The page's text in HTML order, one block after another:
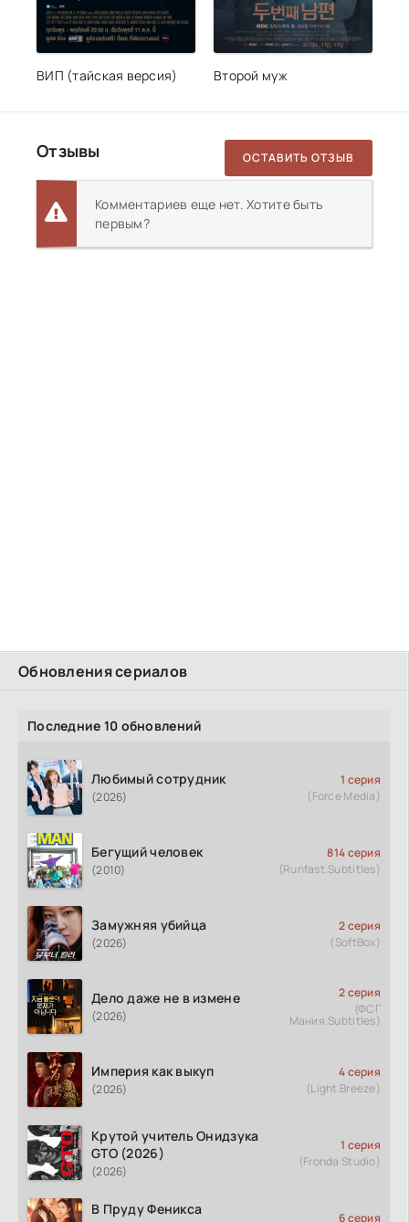
Обновления сериалов
Последние 10 обновлений
Любимый сотрудник
(2026)
1 серия
(Force Media)
Бегущий человек
(2010)
814 серия
(Runfast.Subtitles)
Замужняя убийца
(2026)
2 серия
(SoftBox)
Дело даже не в измене
(2026)
2 серия
(ФСГ
Мания.Subtitles)
Империя как выкуп
(2026)
4 серия
(Light Breeze)
Крутой учитель Онидзука
GTO (2026)
(2026)
1 серия
(Fronda Studio)
В Пруду Феникса
6 серия
ВИП (тайская версия) Второй муж
Отзывы ОСТАВИТЬ ОТЗЫВ
Комментариев еще нет. Хотите быть
первым?